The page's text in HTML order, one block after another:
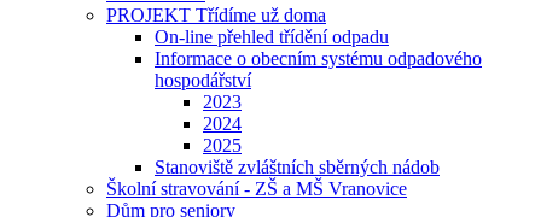
PROJEKT Třídíme už doma
On-line přehled třídění odpadu
Informace o obecním systému odpadového
hospodářství
2023
2024
2025
Stanoviště zvláštních sběrných nádob
Školní stravování - ZŠ a MŠ Vranovice
Dům pro seniory